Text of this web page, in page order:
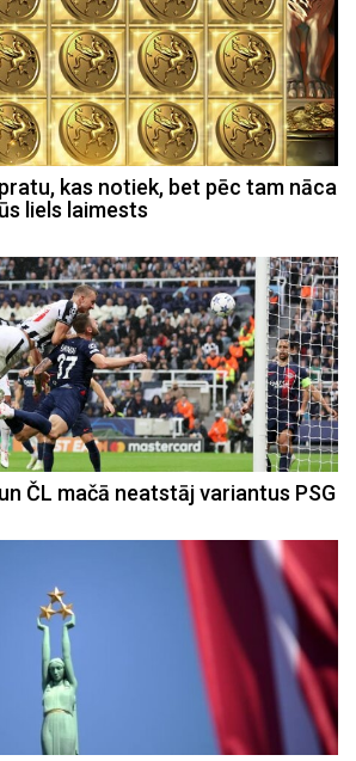
kas notiek, bet pēc tam nāca
liels laimests
ČL mačā neatstāj variantus PSG